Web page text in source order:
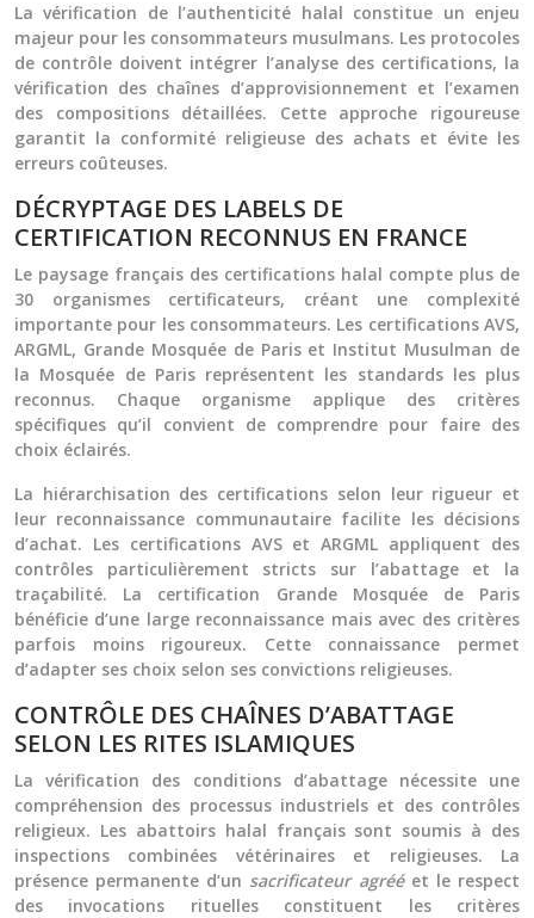
La vérification de l’authenticité halal constitue un enjeu
majeur pour les consommateurs musulmans. Les protocoles
de contrôle doivent intégrer l’analyse des certifications, la
vérification des chaînes d’approvisionnement et l’examen
des compositions détaillées. Cette approche rigoureuse
garantit la conformité religieuse des achats et évite les
erreurs coûteuses.
DÉCRYPTAGE DES LABELS DE
CERTIFICATION RECONNUS EN FRANCE
Le paysage français des certifications halal compte plus de
30 organismes certificateurs, créant une complexité
importante pour les consommateurs. Les certifications AVS,
ARGML, Grande Mosquée de Paris et Institut Musulman de
la Mosquée de Paris représentent les standards les plus
reconnus. Chaque organisme applique des critères
spécifiques qu’il convient de comprendre pour faire des
choix éclairés.
La hiérarchisation des certifications selon leur rigueur et
leur reconnaissance communautaire facilite les décisions
d’achat. Les certifications AVS et ARGML appliquent des
contrôles particulièrement stricts sur l’abattage et la
traçabilité. La certification Grande Mosquée de Paris
bénéficie d’une large reconnaissance mais avec des critères
parfois moins rigoureux. Cette connaissance permet
d’adapter ses choix selon ses convictions religieuses.
CONTRÔLE DES CHAÎNES D’ABATTAGE
SELON LES RITES ISLAMIQUES
La vérification des conditions d’abattage nécessite une
compréhension des processus industriels et des contrôles
religieux. Les abattoirs halal français sont soumis à des
inspections combinées vétérinaires et religieuses. La
présence permanente d’un sacrificateur agréé et le respect
des invocations rituelles constituent les critères